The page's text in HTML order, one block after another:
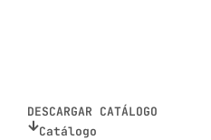
DESCARGAR CATÁLOGO
Catálogo